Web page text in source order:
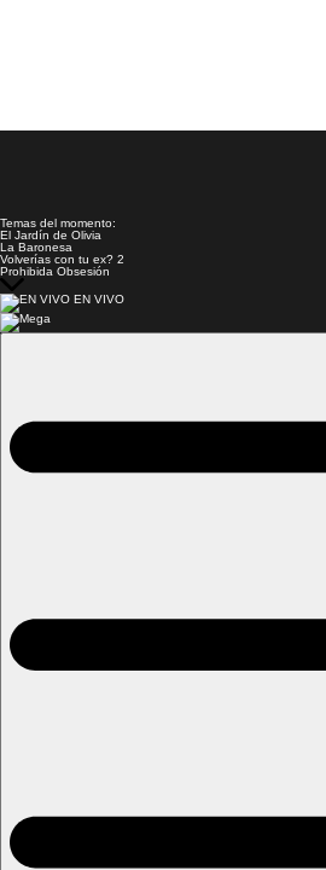
Temas del momento:
El Jardín de Olivia
La Baronesa
Volverías con tu ex? 2
Prohibida Obsesión
EN VIVO